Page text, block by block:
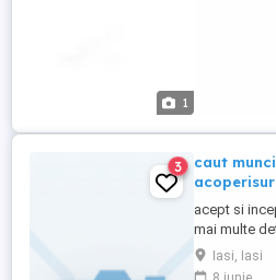
1
3
caut
acept si
mai multe
salariulIasi, Iasi